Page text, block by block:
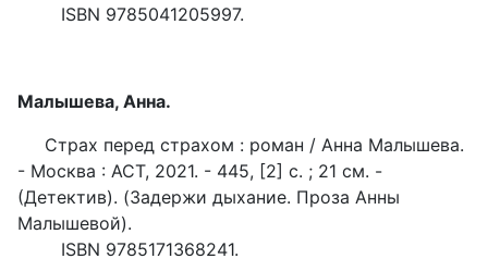
ISBN 9785041205997.
Малышева, Анна.
Страх перед страхом : роман / Анна Малышева.
- Москва : АСТ, 2021. - 445, [2] с. ; 21 см. -
(Детектив). (Задержи дыхание. Проза Анны
Малышевой).
ISBN 9785171368241.